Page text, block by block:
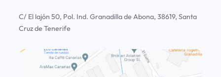
C/ El lajón 50, Pol. Ind. Granadilla de Abona, 38619, Santa
Cruz de Tenerife